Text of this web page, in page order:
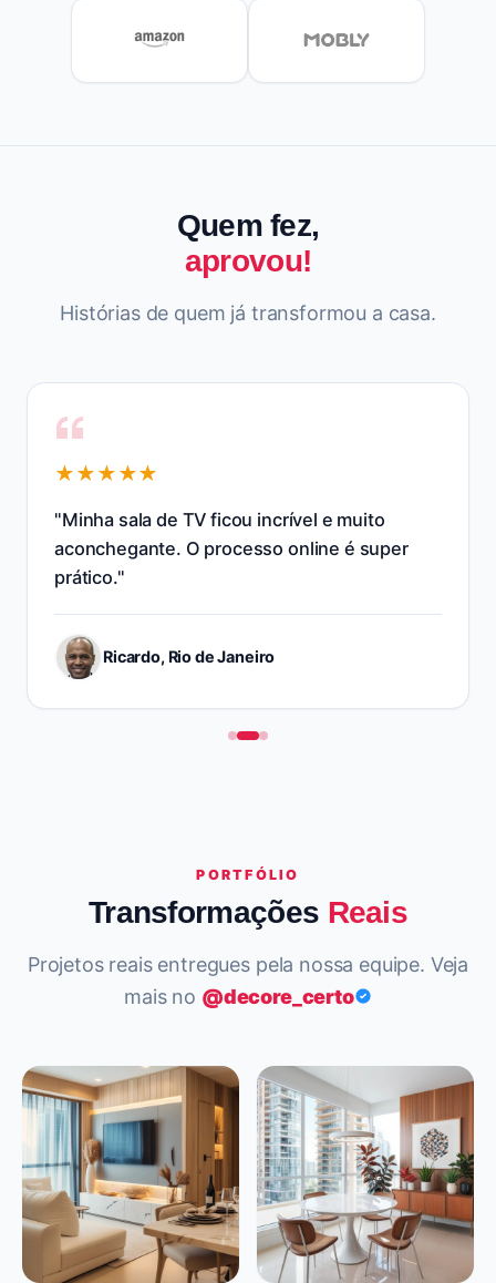
Quem fez,
aprovou!
Histórias de quem já transformou a casa.
★★★★★
"Resolveram o layout da cozinha e otimizaram
os armários na hora. Salvou minha obra!"
PORTFÓLIO
Transformações Reais
Projetos reais entregues pela nossa equipe. Veja
mais no @decore_certo